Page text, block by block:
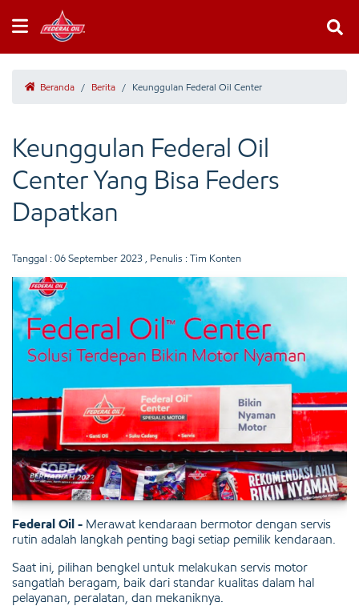
Beranda / Berita / Keunggulan Federal Oil Center
Keunggulan Federal Oil
Center Yang Bisa Feders
Dapatkan
Tanggal : 06 September 2023 , Penulis : Tim Konten
Federal Oil - Merawat kendaraan bermotor dengan servis
rutin adalah langkah penting bagi setiap pemilik kendaraan.
Saat ini, pilihan bengkel untuk melakukan servis motor
sangatlah beragam, baik dari standar kualitas dalam hal
pelayanan, peralatan, dan mekaniknya.